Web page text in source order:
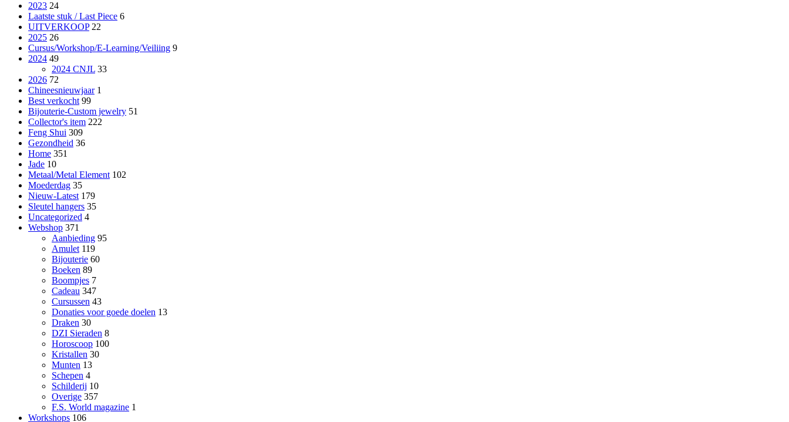
2023 24
Laatste stuk / Last Piece 6
UITVERKOOP 22
2025 26
Cursus/Workshop/E-Learning/Veiliing 9
2024 49
2024 CNJL 33
2026 72
Chineesnieuwjaar 1
Best verkocht 99
Bijouterie-Custom jewelry 51
Collector's item 222
Feng Shui 309
Gezondheid 36
Home 351
Jade 10
Metaal/Metal Element 102
Moederdag 35
Nieuw-Latest 179
Sleutel hangers 35
Uncategorized 4
Webshop 371
Aanbieding 95
Amulet 119
Bijouterie 60
Boeken 89
Boompjes 7
Cadeau 347
Cursussen 43
Donaties voor goede doelen 13
Draken 30
DZI Sieraden 8
Horoscoop 100
Kristallen 30
Munten 13
Schepen 4
Schilderij 10
Overige 357
F.S. World magazine 1
Workshops 106